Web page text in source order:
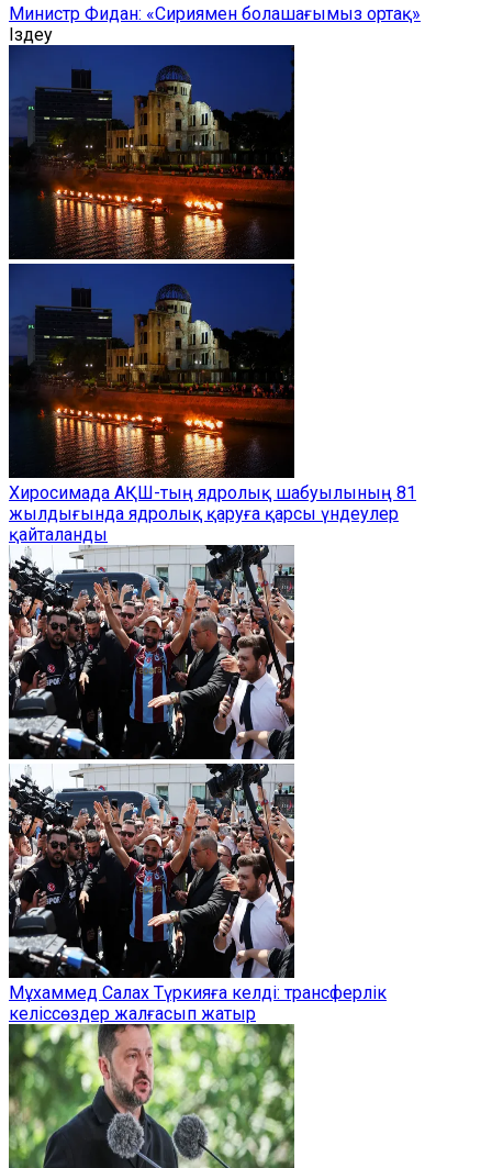
Министр Фидан: «Сириямен болашағымыз ортақ»
Іздеу
Хиросимада АҚШ-тың ядролық шабуылының 81
жылдығында ядролық қаруға қарсы үндеулер
қайталанды
Мұхаммед Салах Түркияға келді: трансферлік
келіссөздер жалғасып жатыр